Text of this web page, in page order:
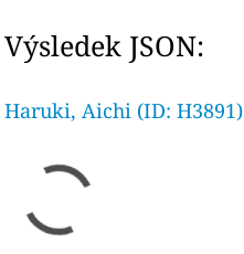
Výsledek JSON:
Haruki, Aichi (ID: H3891)